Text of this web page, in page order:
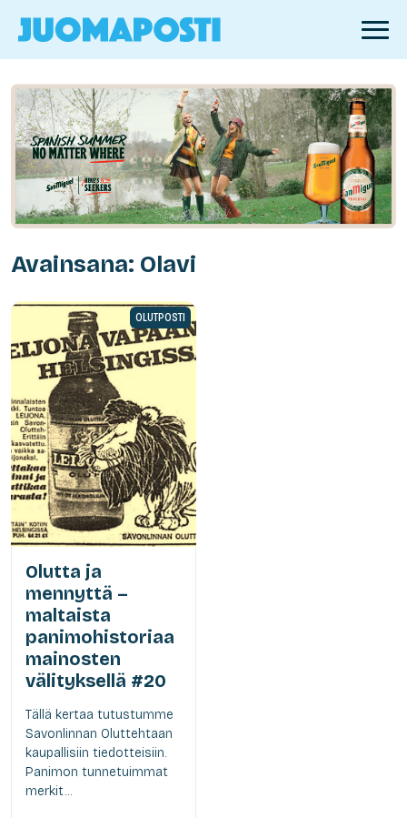
Avainsana: Olavi
OLUTPOSTI
Olutta ja
mennyttä –
maltaista
panimohistoriaa
mainosten
välityksellä #20
Tällä kertaa tutustumme
Savonlinnan Oluttehtaan
kaupallisiin tiedotteisiin.
Panimon tunnetuimmat
merkit...